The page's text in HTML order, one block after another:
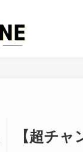
【超チ